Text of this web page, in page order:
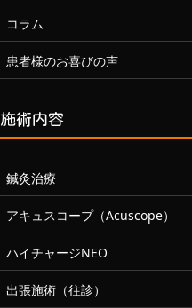
コラム
患者様のお喜びの声
施術内容
鍼灸治療
アキュスコープ（Acuscope）
ハイチャージNEO
出張施術（往診）